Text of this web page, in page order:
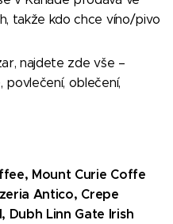
takže kdo chce víno/pivo
najdete zde vše –
povlečení, oblečení,
Mount Curie Coffe
Antico, Crepe
Dubh Linn Gate Irish